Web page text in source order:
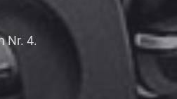
Nr. 4.